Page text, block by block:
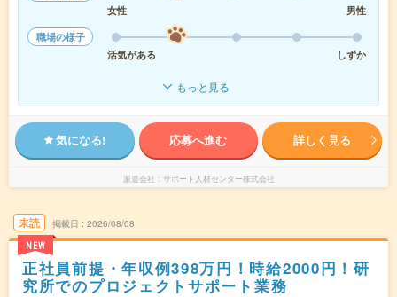
女性
男性
職場の様子
活気がある
しずか
もっと見る
気になる! 応募へ進む 詳しく見る
派遣会社 サポート人材センター株式会社
未読
NEW
掲載日 2026/08/08
正社員前提・年収例398万円！時給2000円！研
究所でのプロジェクトサポート業務